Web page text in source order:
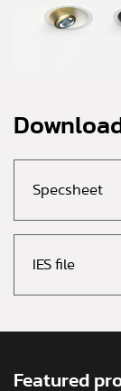
Specsheet
IES file
Featured